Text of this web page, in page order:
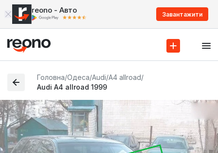
reono - Авто Завантажити
Головна/Одеса/Audi/A4 allroad/
Audi A4 allroad 1999